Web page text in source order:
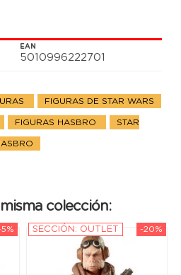
EAN
5010996222701
FIGURAS DE STAR WARS
FIGURAS HASBRO STAR
colección:
-20%
SECCIÓN: OUTLET